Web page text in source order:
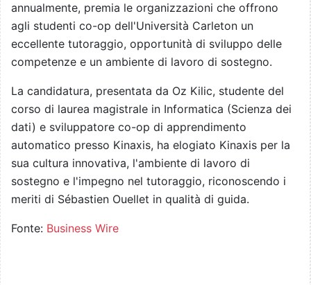
annualmente, premia le organizzazioni che offrono
agli studenti co-op dell'Università Carleton un
eccellente tutoraggio, opportunità di sviluppo delle
competenze e un ambiente di lavoro di sostegno.
La candidatura, presentata da Oz Kilic, studente del
corso di laurea magistrale in Informatica (Scienza dei
dati) e sviluppatore co-op di apprendimento
automatico presso Kinaxis, ha elogiato Kinaxis per la
sua cultura innovativa, l'ambiente di lavoro di
sostegno e l'impegno nel tutoraggio, riconoscendo i
meriti di Sébastien Ouellet in qualità di guida.
Fonte: Business Wire